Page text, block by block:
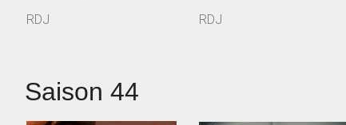
RDJ RDJ
Saison 44